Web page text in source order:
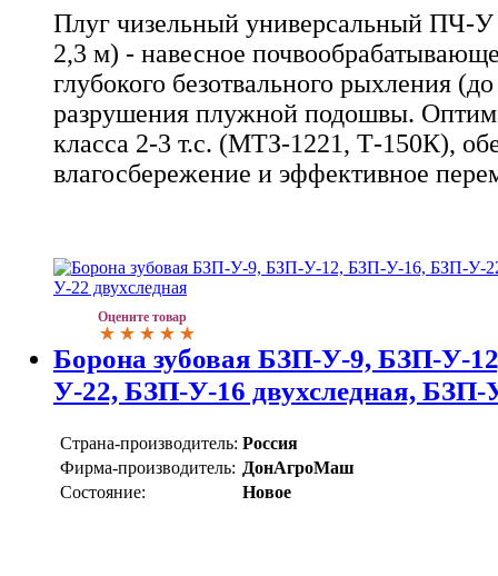
Плуг чизельный универсальный ПЧ-У
2,3 м) - навесное
глубокого безотвального рыхления
разрушения плужной подошвы.
класса 2-3 т.с. (МТЗ-1221, Т-150К),
влагосбережение и эффективное
Оцените товар
Борона зубовая БЗП-У-9, БЗП-У-
У-22, БЗП-У-16 двухследная, БЗП-
Страна-производитель: Россия
Фирма-производитель: ДонАгроМаш
Состояние:
Новое